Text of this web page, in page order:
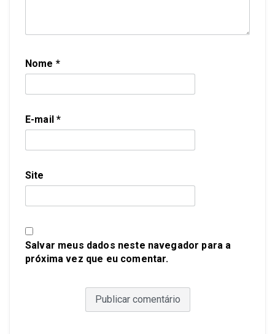
Nome *
E-mail*
Site
Salvar meus dados neste navegador para a
próxima vez que eu comentar.